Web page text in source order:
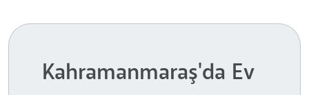
Kahramanmaraş'da Ev